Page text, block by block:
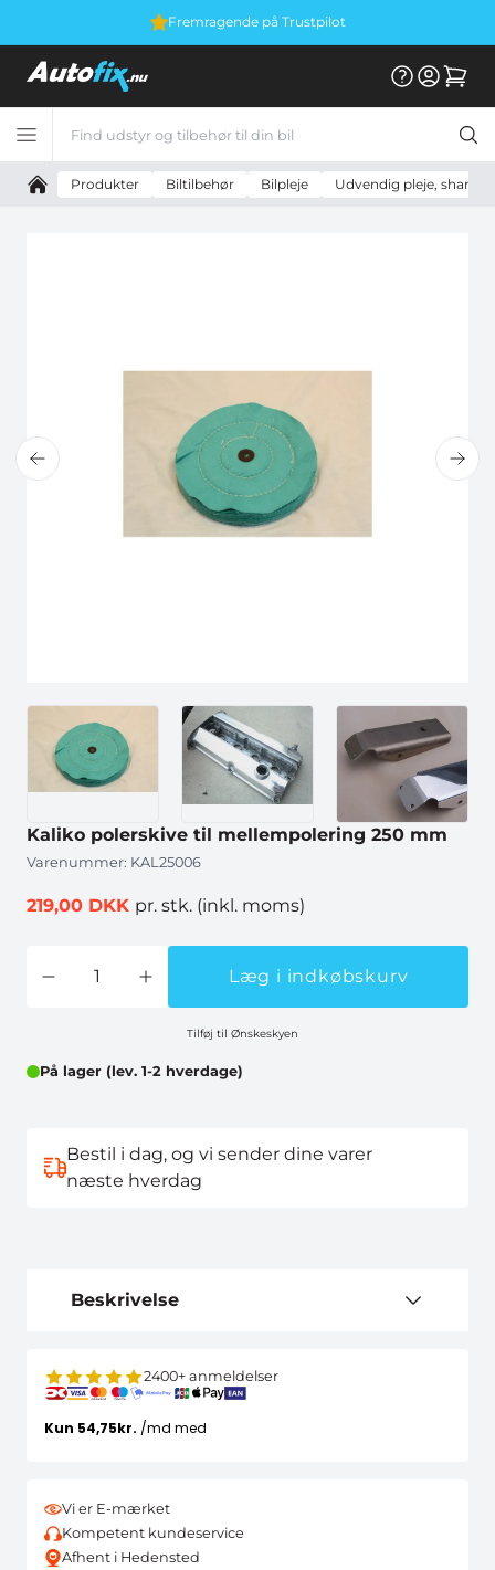
Fremragende på Trustpilot
Produkter Biltilbehør Bilpleje Udvendig pleje,
Kaliko polerskive til mellempolering 250 mm
Varenummer: KAL25006
219,00 DKK pr. stk. (inkl. moms)
Læg i indkøbskurv
Tilføj til Ønskeskyen
På lager (lev. 1-2 hverdage)
Bestil i dag, og vi sender dine varer
næste hverdag
Beskrivelse
2400+ anmeldelser
Vi er E-mærket
Kompetent kundeservice
Afhent i Hedensted